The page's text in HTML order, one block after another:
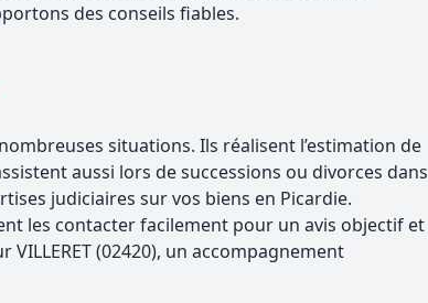
des conseils fiables.
situations. Ils réalisent l’estimation de
aussi lors de successions ou divorces dans
judiciaires sur vos biens en Picardie.
les contacter facilement pour un avis objectif et
(02420), un accompagnement